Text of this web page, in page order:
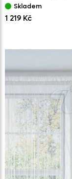
Skladem
1 219 Kč